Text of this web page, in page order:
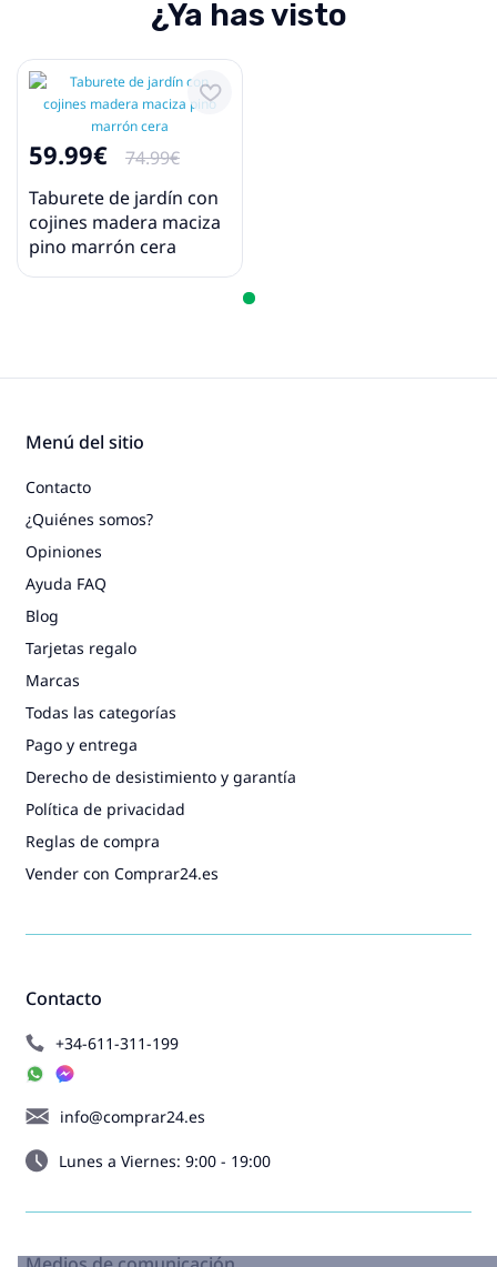
¿Ya has visto
59.99€
74.99€
Taburete de jardín con
cojines madera maciza
pino marrón cera
Contacto
+34-611-311-199
info@comprar24.es
Lunes a Viernes: 9:00 - 19:00
Menú del sitio
Contacto
¿Quiénes somos?
Opiniones
Ayuda FAQ
Blog
Tarjetas regalo
Marcas
Todas las categorías
Pago y entrega
Derecho de desistimiento y garantía
Política de privacidad
Reglas de compra
Vender con Comprar24.es